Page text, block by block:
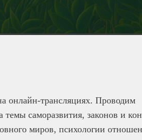
онлайн-трансляциях. Проводим
темы саморазвития, законов и
миров, психологии